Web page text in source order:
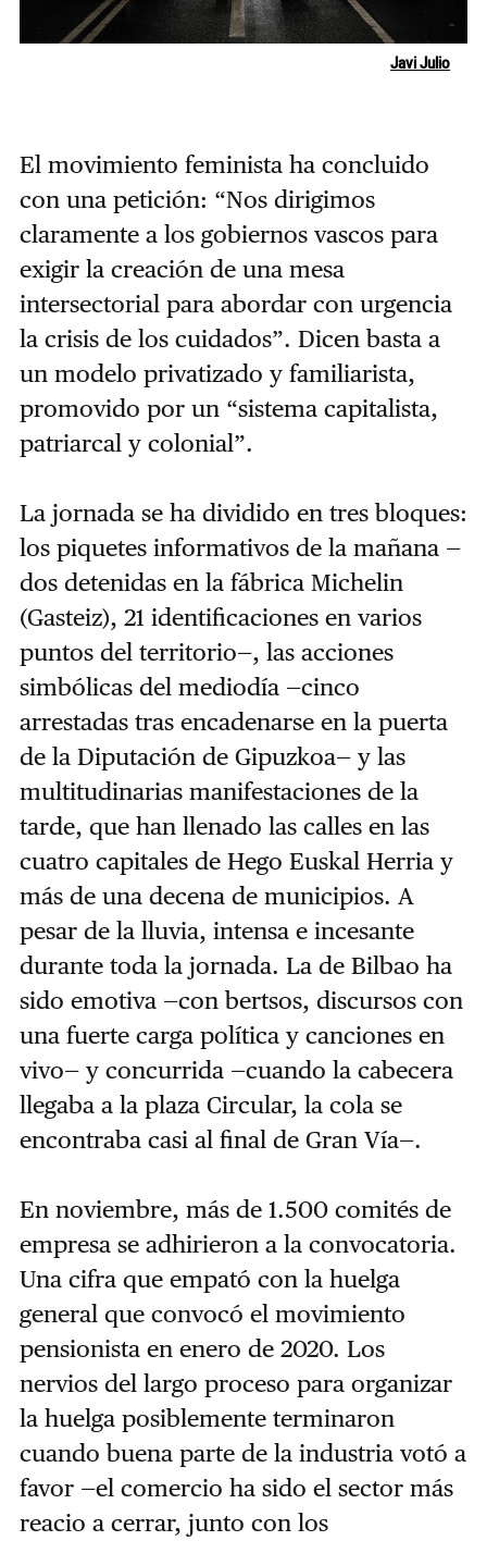
Javi Julio
El movimiento feminista ha concluido
con una petición: “Nos dirigimos
claramente a los gobiernos vascos para
exigir la creación de una mesa
intersectorial para abordar con urgencia
la crisis de los cuidados”. Dicen basta a
un modelo privatizado y familiarista,
promovido por un “sistema capitalista,
patriarcal y colonial”.
La jornada se ha dividido en tres bloques:
los piquetes informativos de la mañana —
dos detenidas en la fábrica Michelin
(Gasteiz), 21 identificaciones en varios
puntos del territorio—, las acciones
simbólicas del mediodía —cinco
arrestadas tras encadenarse en la puerta
de la Diputación de Gipuzkoa— y las
multitudinarias manifestaciones de la
tarde, que han llenado las calles en las
cuatro capitales de Hego Euskal Herria y
más de una decena de municipios. A
pesar de la lluvia, intensa e incesante
durante toda la jornada. La de Bilbao ha
sido emotiva —con bertsos, discursos con
una fuerte carga política y canciones en
vivo— y concurrida —cuando la cabecera
llegaba a la plaza Circular, la cola se
encontraba casi al final de Gran Vía—.
En noviembre, más de 1.500 comités de
empresa se adhirieron a la convocatoria.
Una cifra que empató con la huelga
general que convocó el movimiento
pensionista en enero de 2020. Los
nervios del largo proceso para organizar
la huelga posiblemente terminaron
cuando buena parte de la industria votó a
favor —el comercio ha sido el sector más
reacio a cerrar, junto con los